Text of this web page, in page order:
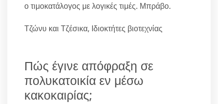
ο τιμοκατάλογος με λογικές τιμές. Μπράβο.
Τζώνυ και Τζέσικα, Ιδιοκτήτες βιοτεχνίας
Πώς έγινε απόφραξη σε
πολυκατοικία εν μέσω
κακοκαιρίας;